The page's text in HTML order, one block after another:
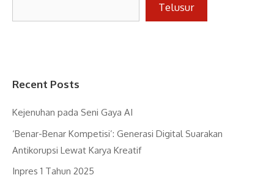
Telusur
Recent Posts
Kejenuhan pada Seni Gaya AI
‘Benar-Benar Kompetisi’: Generasi Digital Suarakan
Antikorupsi Lewat Karya Kreatif
Inpres 1 Tahun 2025